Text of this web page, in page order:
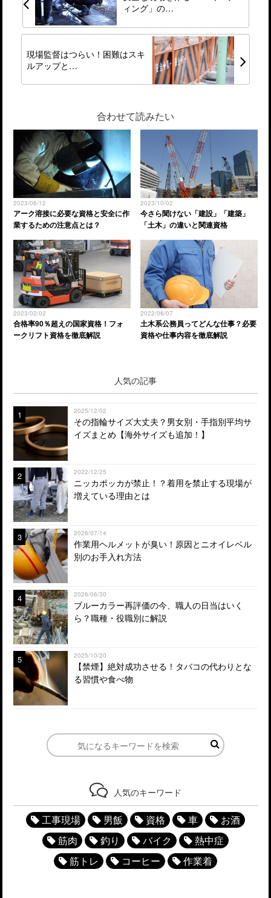
ィング」の…
現場監督はつらい！困難はスキ
ルアップと…
合わせて読みたい
2023/06/12
アーク溶接に必要な資格と安全に作
業するための注意点とは？
2023/10/02
今さら聞けない「建設」「建築」
「土木」の違いと関連資格
2023/02/02
合格率90％超えの国家資格！フォ
ークリフト資格を徹底解説
2022/06/07
土木系公務員ってどんな仕事？必要
資格や仕事内容を徹底解説
人気の記事
1 2025/12/02
その指輪サイズ大丈夫？男女別・手指別平均サ
イズまとめ【海外サイズも追加！】
2 2022/12/25
ニッカポッカが禁止！？着用を禁止する現場が
増えている理由とは
3 2026/07/14
作業用ヘルメットが臭い！原因とニオイレベル
別のお手入れ方法
4 2026/06/30
ブルーカラー再評価の今、職人の日当はいく
ら？職種・役職別に解説
5 2025/10/20
【禁煙】絶対成功させる！タバコの代わりとな
る習慣や食べ物
人気のキーワード
工事現場 男飯 資格 車
お酒
筋肉
釣り バイク
熱中症
筋トレ
コーヒー 作業着